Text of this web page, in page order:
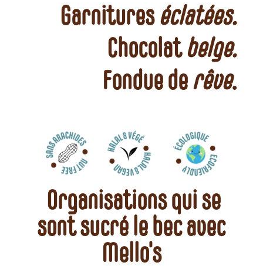
Garnitures éclatées.
Chocolatbelge.
Fondue de rêve.
Organisations qui se
sont sucré le bec avec
Mello's